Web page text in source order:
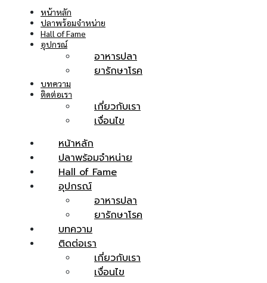
หน้าหลัก
ปลาพร้อมจำหน่าย
Hall of Fame
อุปกรณ์
อาหารปลา
ยารักษาโรค
บทความ
ติดต่อเรา
เกี่ยวกับเรา
เงื่อนไข
หน้าหลัก
ปลาพร้อมจำหน่าย
Hall of Fame
อุปกรณ์
อาหารปลา
ยารักษาโรค
บทความ
ติดต่อเรา
เกี่ยวกับเรา
เงื่อนไข